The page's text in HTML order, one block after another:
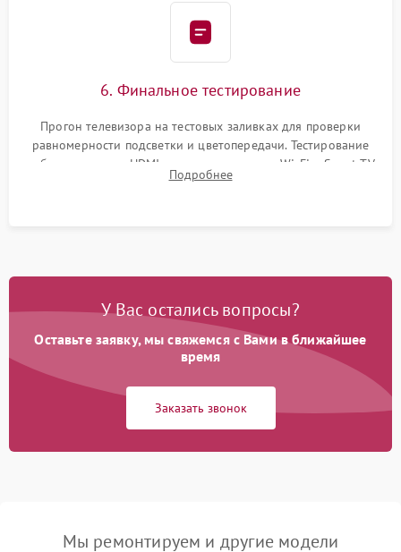
6. Финальное тестирование
Прогон телевизора на тестовых заливках для проверки
равномерности подсветки и цветопередачи. Тестирование
работы разъемов HDMI, динамиков, модуля Wi-Fi и Smart TV
в рабочем режиме в течение нескольких часов.
Подробнее
У Вас остались вопросы?
Оставьте заявку, мы свяжемся с Вами в ближайшее
время
Заказать звонок
Мы ремонтируем и другие модели